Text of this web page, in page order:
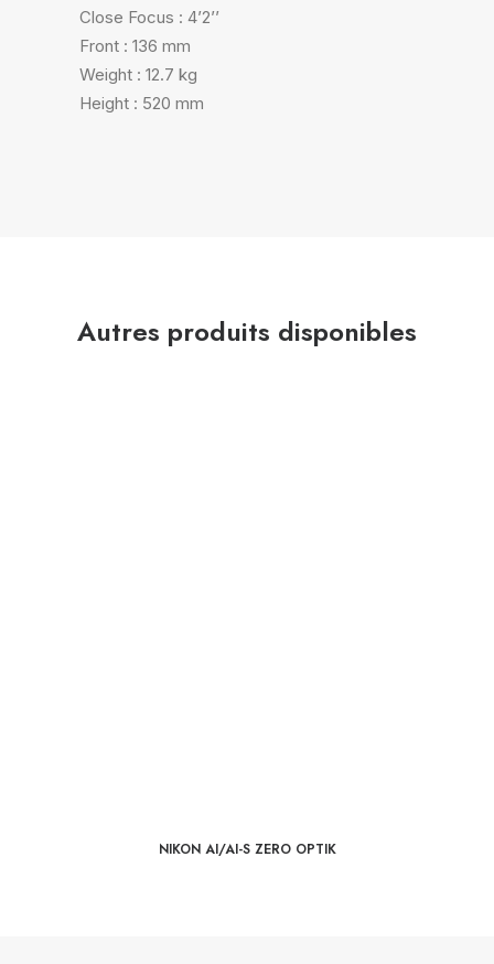
Close Focus : 4’2’’
Front : 136 mm
Weight : 12.7 kg
Height : 520 mm
Autres produits disponibles
NIKON AI/AI-S ZERO OPTIK